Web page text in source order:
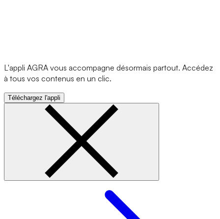
L'appli AGRA vous accompagne désormais partout. Accédez
à tous vos contenus en un clic.
Téléchargez l'appli